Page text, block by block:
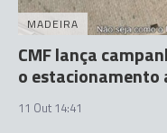
MADEIRA
CMF lança
o estacionamento
11 Out 14:41